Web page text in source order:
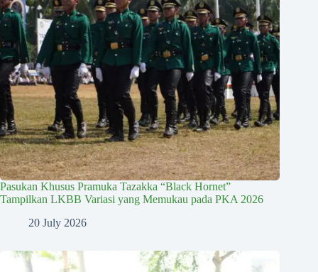
Pasukan Khusus Pramuka Tazakka “Black Hornet”
Tampilkan LKBB Variasi yang Memukau pada PKA 2026
20 July 2026